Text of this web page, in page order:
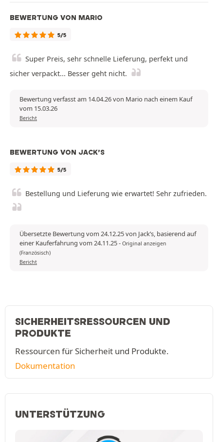
BEWERTUNG VON MARIO
5/5
Super Preis, sehr schnelle Lieferung, perfekt und
sicher verpackt... Besser geht nicht.
Bewertung verfasst am 14.04.26 von Mario nach einem Kauf
vom 15.03.26
Bericht
BEWERTUNG VON JACK’S
5/5
Bestellung und Lieferung wie erwartet! Sehr zufrieden.
Übersetzte Bewertung vom 24.12.25 von Jack’s, basierend auf
einer Kauferfahrung vom 24.11.25- Original anzeigen
(Französisch)
Bericht
SICHERHEITSRESSOURCEN UND
PRODUKTE
Ressourcen für Sicherheit und Produkte.
Dokumentation
UNTERSTÜTZUNG